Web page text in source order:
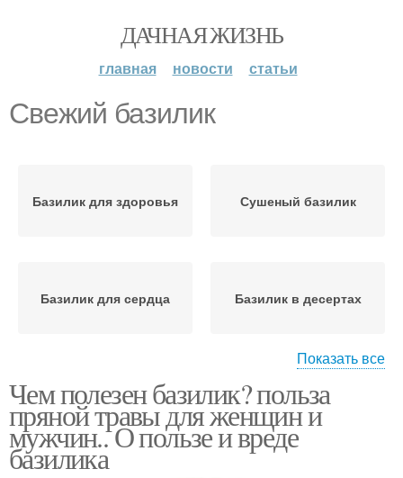
ДАЧНАЯ ЖИЗНЬ
главная новости статьи
Свежий базилик
Базилик для здоровья Сушеный базилик
Базилик для сердца Базилик в десертах
Рецепты с базиликом Блюда с базиликом
Показать все
Чем полезен базилик? польза
пряной травы для женщин и
мужчин.. О пользе и вреде
базилика